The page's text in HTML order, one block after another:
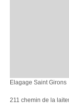
Elagage Saint Girons
211 chemin de la